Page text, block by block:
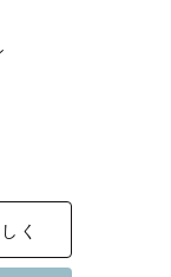
の『か
、楽しいを共
、保育士をし
く